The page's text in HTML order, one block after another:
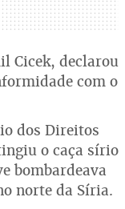
Cicek, declarou
com o
dos Direitos
o caça sírio
bombardeava
norte da Síria.